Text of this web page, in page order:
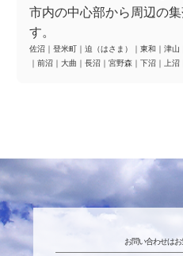
市内の中心部から周辺の
す。
佐沼 ｜ 登米町 ｜ 迫（はさま） ｜ 東和 ｜ 津山
｜ 前沼 ｜ 大曲 ｜ 長沼 ｜ 宮野森 ｜ 下沼 ｜ 上沼
お問い合わせはお